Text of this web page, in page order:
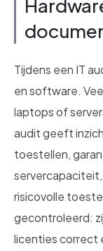
Tijdens een IT
en software.
laptops of
audit geeft
toestellen,
risicovolle
gecontroleerd:
licenties correct